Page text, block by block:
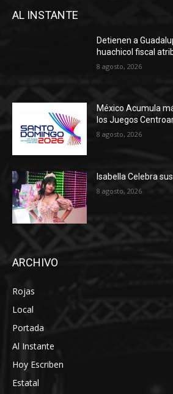
AL INSTANTE
Detienen a
huachicol fiscal
8 agosto, 2026
México Acumula
los Juegos
8 agosto, 2026
Isabella Celebra
8 agosto, 2026
ARCHIVO
Rojas
Local
Portada
Al Instante
Hoy Escriben
Estatal